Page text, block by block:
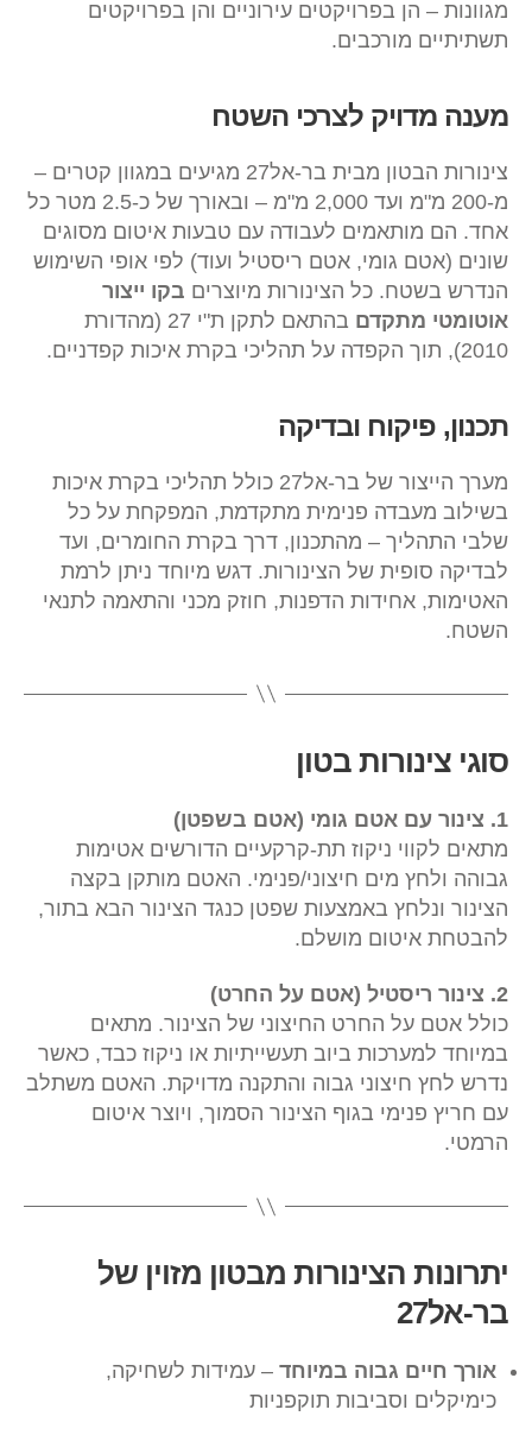
מגוונות – הן בפרויקטים עירוניים והן בפרויקטים
תשתיתיים מורכבים.
מענה מדויק לצרכי השטח
צינורות הבטון מבית בר-אל27 מגיעים במגוון קטרים –
מ-200 מ"מ ועד 2,000 מ"מ – ובאורך של כ-2.5 מטר כל
אחד. הם מותאמים לעבודה עם טבעות איטום מסוגים
שונים (אטם גומי, אטם ריסטיל ועוד) לפי אופי השימוש
הנדרש בשטח. כל הצינורות מיוצרים בקו ייצור
אוטומטי מתקדם
בהתאם לתקן ת"י 27 (מהדורת
2010), תוך הקפדה על תהליכי בקרת איכות קפדניים.
תכנון, פיקוח ובדיקה
מערך הייצור של בר-אל27 כולל תהליכי בקרת איכות
בשילוב מעבדה פנימית מתקדמת, המפקחת על כל
שלבי התהליך – מהתכנון, דרך בקרת החומרים, ועד
לבדיקה סופית של הצינורות. דגש מיוחד ניתן לרמת
האטימות, אחידות הדפנות, חוזק מכני והתאמה לתנאי
השטח.
סוגי צינורות בטון
1. צינור עם אטם גומי (אטם בשפטן)
מתאים לקווי ניקוז תת-קרקעיים הדורשים אטימות
גבוהה ולחץ מים חיצוני/פנימי. האטם מותקן בקצה
הצינור ונלחץ באמצעות שפטן כנגד הצינור הבא בתור,
להבטחת איטום מושלם.
2. צינור ריסטיל (אטם על החרט)
כולל אטם על החרט החיצוני של הצינור. מתאים
במיוחד למערכות ביוב תעשייתיות או ניקוז כבד, כאשר
נדרש לחץ חיצוני גבוה והתקנה מדויקת. האטם משתלב
עם חריץ פנימי בגוף הצינור הסמוך, ויוצר איטום
הרמטי.
יתרונות הצינורות מבטון מזוין של
בר-אל27
אורך חיים גבוה במיוחד – עמידות לשחיקה,
כימיקלים וסביבות תוקפניות